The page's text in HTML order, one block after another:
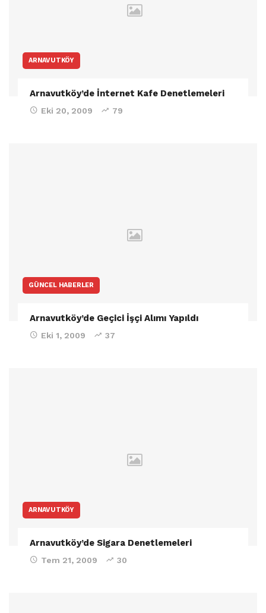
ARNAVUTKÖY
Arnavutköy’de İnternet Kafe Denetlemeleri
Eki 20, 2009 79
GÜNCEL HABERLER
Arnavutköy’de Geçici İşçi Alımı Yapıldı
Eki 1, 2009 37
ARNAVUTKÖY
Arnavutköy’de Sigara Denetlemeleri
Tem 21, 2009 30